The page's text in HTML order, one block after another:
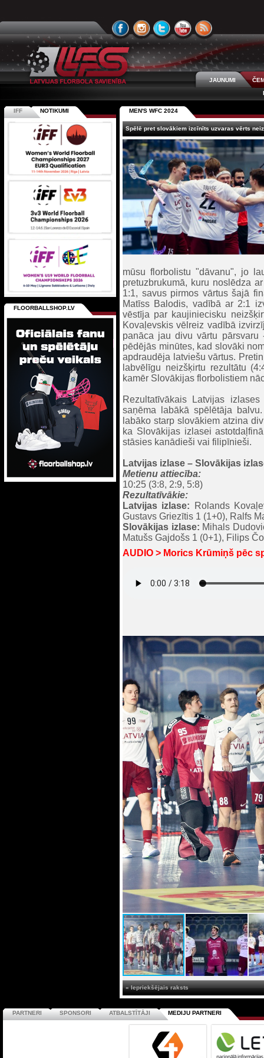
JAUNUMI
MEN'S WFC 2024
Spēlē pret slovākiem izcīnīts uzvaras vērts
mūsu florbolistu "dāvanu", jo
pretuzbrukumā, kuru noslēdza
1:1, savus pirmos vārtus šajā
Matīss Balodis, vadībā ar 2:1
vēstīja par kaujiniecisku
Kovaļevskis vēlreiz vadībā
panāca jau divu vārtu
pēdējās minūtes, kad slovāki
apdraudēja latviešu vārtus.
labvēlīgu neizšķirtu rezultātu
kamēr Slovākijas florbolistiem
Rezultatīvākais Latvijas
saņēma labākā spēlētāja
labāko starp slovākiem atzina
ka Slovākijas izlasei
stāsies kanādieši vai filipīnieši.
Latvijas izlase – Slovākijas
Metienu attiecība:
10:25 (3:8, 2:9, 5:8)
Rezultatīvākie:
Latvijas izlase: Rolands
Gustavs Griezītis 1 (1+0), Ralfs
Slovākijas izlase: Mihals
Matušs Gajdošs 1 (0+1), Filips
AUDIO > Morics Krūmiņš pēc
« Iepriekšējais raksts
IFF NOTIKUMI
FLOORBALLSHOP.LV
PARTNERI SPONSORI ATBALSTĪTĀJI MEDIJU PARTNERI